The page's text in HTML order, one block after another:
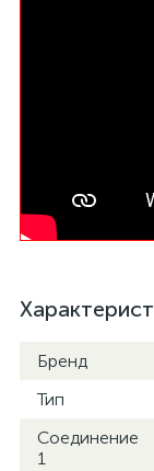
Бренд
Тип
Соединение
1